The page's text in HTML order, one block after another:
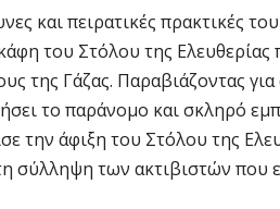
και πειρατικές πρακτικές
του Στόλου της Ελευθερίας
της Γάζας. Παραβιάζοντας
το παράνομο και σκληρό
την άφιξη του Στόλου της
σύλληψη των ακτιβιστών που